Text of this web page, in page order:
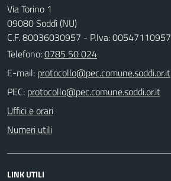
Via Torino 1
09080 Soddì (NU)
C.F. 80036030957 - P.Iva: 00547110957
Telefono:0785 50 024
E-mail:
PEC:
Uffici e orari
Numeri utili
LINK UTILI